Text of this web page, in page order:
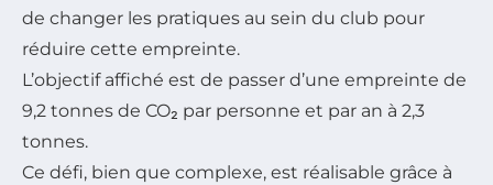
de changer les pratiques au sein du club pour
réduire cette empreinte.
L’objectif affiché est de passer d’une empreinte de
9,2 tonnes de CO₂ par personne et par an à 2,3
tonnes.
Ce défi, bien que complexe, est réalisable grâce à